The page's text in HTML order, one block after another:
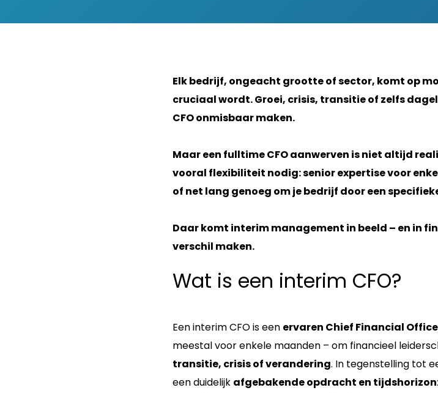
Elk bedrijf, ongeacht grootte of sector, komt op
cruciaal wordt. Groei, crisis, transitie of zelfs
CFO onmisbaar maken.
Maar een fulltime CFO aanwerven is niet altijd
vooral flexibiliteit nodig: senior expertise voor
of net lang genoeg om je bedrijf door een
Daar komt interim management in beeld – en in
verschil maken.
Wat is een interim CFO?
Een interim CFO is een ervaren Chief Financial
meestal voor enkele maanden – om financieel
transitie, crisis of verandering. In tegenstelling tot
een duidelijk afgebakende opdracht en tijdshorizon